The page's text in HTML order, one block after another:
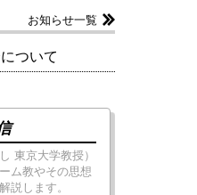
お知らせ一覧
ついて
東京大学教授）
ム教やその思想
説します。